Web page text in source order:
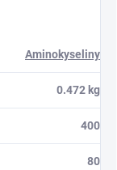
Aminokyseliny
0.472 kg
400
80